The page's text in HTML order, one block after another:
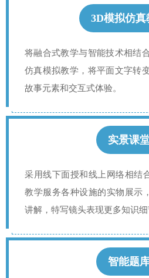
3D模拟仿真
将融合式教学与智能技术相结
仿真模拟教学，将平面文字转
故事元素和交互式体验。
实景课
采用线下面授和线上网络相结
教学服务各种设施的实物展示
讲解，特写镜头表现更多知识细
智能题